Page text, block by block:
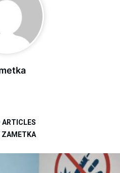
ARTICLES
ZAMETKA